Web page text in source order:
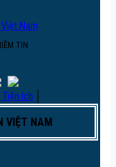
TIN
Tiện ích
VIỆT NAM